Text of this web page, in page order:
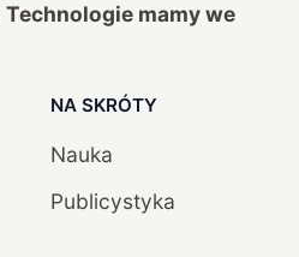
Technologie mamy we
NA SKRÓTY
Nauka
Publicystyka